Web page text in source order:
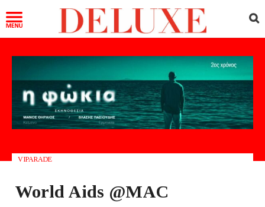
VIPARADE
World Aids @MAC